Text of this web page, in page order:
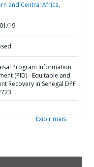
and Central Africa,
19
Program Information
(PID) - Equitable and
Recovery in Senegal DPF
Exibir mais